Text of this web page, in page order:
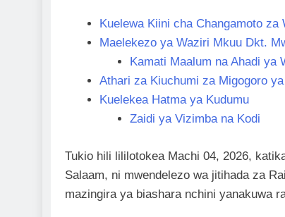
Kuelewa Kiini cha Changamoto
Maelekezo ya Waziri Mkuu Dkt.
Kamati Maalum na Ahadi ya
Athari za Kiuchumi za Migogoro
Kuelekea Hatma ya Kudumu
Zaidi ya Vizimba na Kodi
Tukio hili lililotokea Machi 04, 2026,
Salaam, ni mwendelezo wa jitihada za
mazingira ya biashara nchini yanakuwa